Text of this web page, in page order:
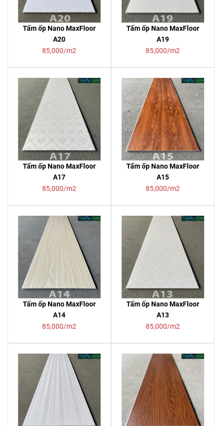
Tấm ốp Nano MaxFloor
A20
85,000/m2
Tấm ốp Nano MaxFloor
A19
85,000/m2
Tấm ốp Nano MaxFloor
A17
85,000/m2
Tấm ốp Nano MaxFloor
A15
85,000/m2
Tấm ốp Nano MaxFloor
A14
85,000/m2
Tấm ốp Nano MaxFloor
A13
85,000/m2